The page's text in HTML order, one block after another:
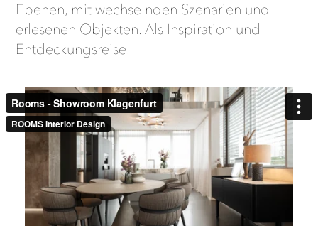
Ebenen, mit wechselnden Szenarien und
erlesenen Objekten. Als Inspiration und
Entdeckungsreise.